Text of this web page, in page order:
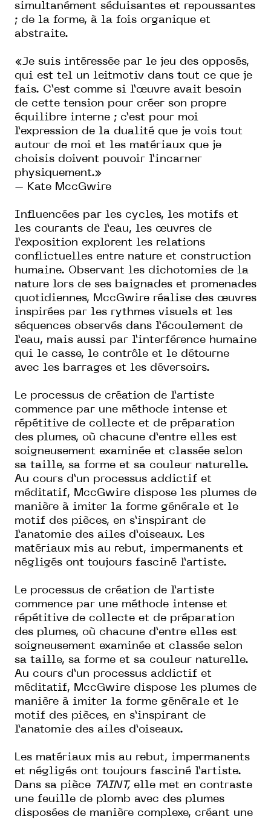
simultanément séduisantes et repoussantes
; de la forme, à la fois organique et
abstraite.
«Je suis intéressée par le jeu des opposés,
qui est tel un leitmotiv dans tout ce que je
fais. C’est comme si l’œuvre avait besoin
de cette tension pour créer son propre
équilibre interne ; c’est pour moi
l’expression de la dualité que je vois tout
autour de moi et les matériaux que je
choisis doivent pouvoir l’incarner
physiquement.»
– Kate MccGwire
Influencées par les cycles, les motifs et
les courants de l’eau, les œuvres de
l’exposition explorent les relations
conflictuelles entre nature et construction
humaine. Observant les dichotomies de la
nature lors de ses baignades et promenades
quotidiennes, MccGwire réalise des œuvres
inspirées par les rythmes visuels et les
séquences observés dans l’écoulement de
l’eau, mais aussi par l’interférence humaine
qui le casse, le contrôle et le détourne
avec les barrages et les déversoirs.
Le processus de création de l’artiste
commence par une méthode intense et
répétitive de collecte et de préparation
des plumes, où chacune d’entre elles est
soigneusement examinée et classée selon
sa taille, sa forme et sa couleur naturelle.
Au cours d’un processus addictif et
méditatif, MccGwire dispose les plumes de
manière à imiter la forme générale et le
motif des pièces, en s’inspirant de
l’anatomie des ailes d’oiseaux. Les
matériaux mis au rebut, impermanents et
négligés ont toujours fasciné l’artiste.
Le processus de création de l’artiste
commence par une méthode intense et
répétitive de collecte et de préparation
des plumes, où chacune d’entre elles est
soigneusement examinée et classée selon
sa taille, sa forme et sa couleur naturelle.
Au cours d’un processus addictif et
méditatif, MccGwire dispose les plumes de
manière à imiter la forme générale et le
motif des pièces, en s’inspirant de
l’anatomie des ailes d’oiseaux.
Les matériaux mis au rebut, impermanents
et négligés ont toujours fasciné l’artiste.
Dans sa pièce
TAINT, elle met en contraste
une feuille de plomb avec des plumes
disposées de manière complexe, créant une